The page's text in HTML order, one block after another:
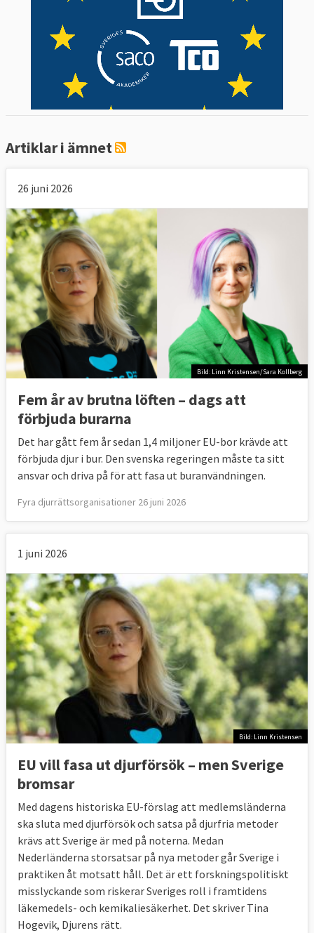
Artiklar i ämnet
26 juni 2026
Bild: Linn Kristensen/Sara Kollberg
Fem år av brutna löften – dags att
förbjuda burarna
Det har gått fem år sedan 1,4 miljoner EU-bor krävde att
förbjuda djur i bur. Den svenska regeringen måste ta sitt
ansvar och driva på för att fasa ut buranvändningen.
Fyra djurrättsorganisationer 26 juni 2026
1 juni 2026
Bild: Linn Kristensen
EU vill fasa ut djurförsök – men Sverige
bromsar
Med dagens historiska EU-förslag att medlemsländerna
ska sluta med djurförsök och satsa på djurfria metoder
krävs att Sverige är med på noterna. Medan
Nederländerna storsatsar på nya metoder går Sverige i
praktiken åt motsatt håll. Det är ett forskningspolitiskt
misslyckande som riskerar Sveriges roll i framtidens
läkemedels- och kemikaliesäkerhet. Det skriver Tina
Hogevik, Djurens rätt.